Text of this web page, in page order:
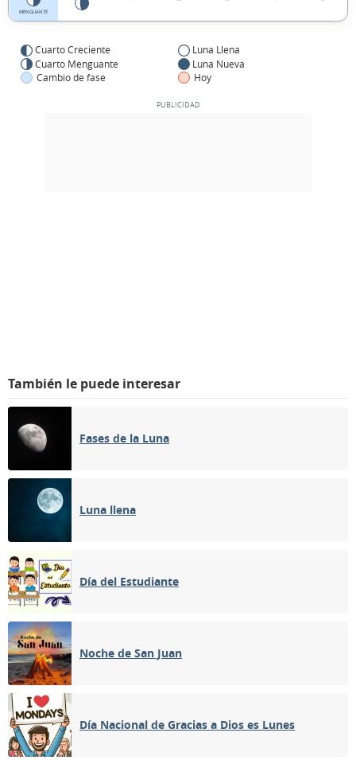
MENGUANTE
Cuarto Creciente
Luna Llena
Cuarto Menguante
Luna Nueva
Cambio de fase
Hoy
También le puede interesar
Fases de la Luna
Luna llena
Día del Estudiante
Noche de San Juan
Día Nacional de Gracias a Dios es Lunes